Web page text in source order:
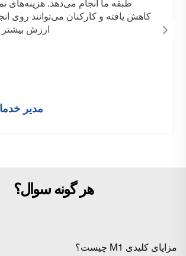
کاهش یافته و کارکنان می‌توانند روی
ارزش بیشتر
مدیر
هر گونه سوال؟
مزایای کلیدی M1 چیست؟